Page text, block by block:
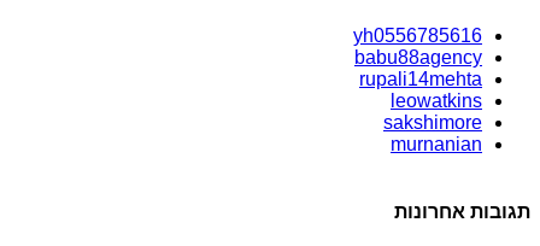
yh0556785616
babu88agency
rupali14mehta
leowatkins
sakshimore
murnanian
תגובות אחרונות